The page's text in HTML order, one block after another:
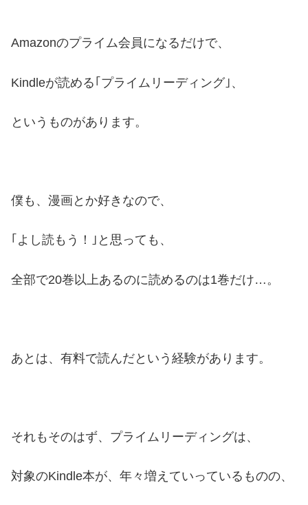
Amazonのプライム会員になるだけで、
Kindleが読める｢プライムリーディング｣、
というものがあります。
僕も、漫画とか好きなので、
｢よし読もう！｣と思っても、
全部で20巻以上あるのに読めるのは1巻だけ…。
あとは、有料で読んだという経験があります。
それもそのはず、プライムリーディングは、
対象のKindle本が、年々増えていっているものの、